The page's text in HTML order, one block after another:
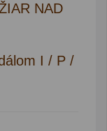
NAD
I / P /